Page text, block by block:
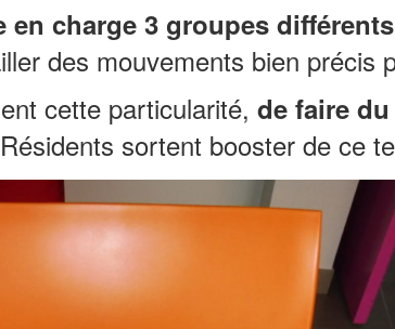
en charge 3 groupes
des mouvements bien précis
cette particularité, de faire
sortent booster de ce